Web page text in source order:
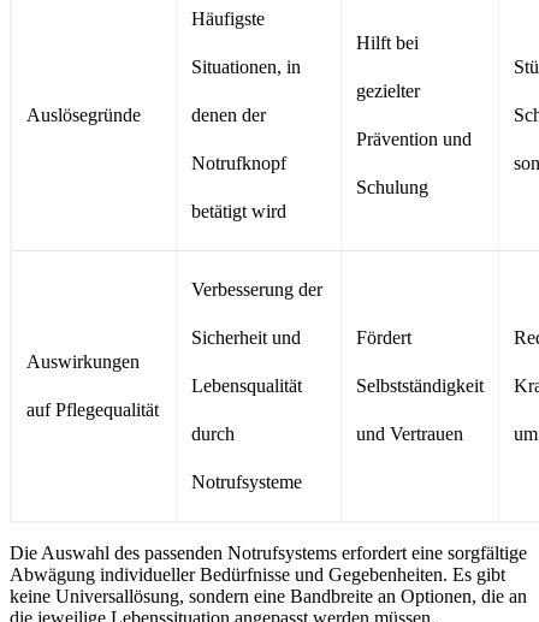
Auslösegründe
Häufigste
Situationen, in
denen der
Notrufknopf
betätigt wird
Hilft bei
gezielter
Prävention und
Schulung
Auswirkungen
auf Pflegequalität
Verbesserung der
Sicherheit und
Lebensqualität
durch
Notrufsysteme
Fördert
Selbstständigkeit
und Vertrauen
Die Auswahl des passenden Notrufsystems erfordert eine sorgfältige
Abwägung individueller Bedürfnisse und Gegebenheiten. Es gibt
keine Universallösung, sondern eine Bandbreite an Optionen, die an
die jeweilige Lebenssituation angepasst werden müssen.